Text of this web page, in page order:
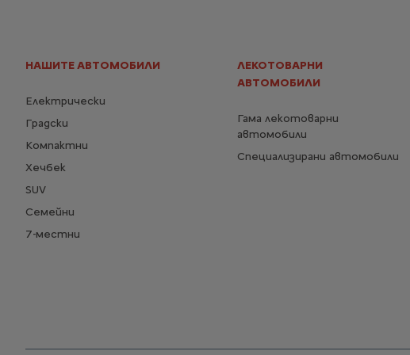
НАШИТЕ АВТОМОБИЛИ
Електрически
Градски
Компактни
Хечбек
SUV
Семейни
7-местни
ЛЕКОТОВАРНИ
АВТОМОБИЛИ
Гама лекотоварни
автомобили
Специализирани автомобили